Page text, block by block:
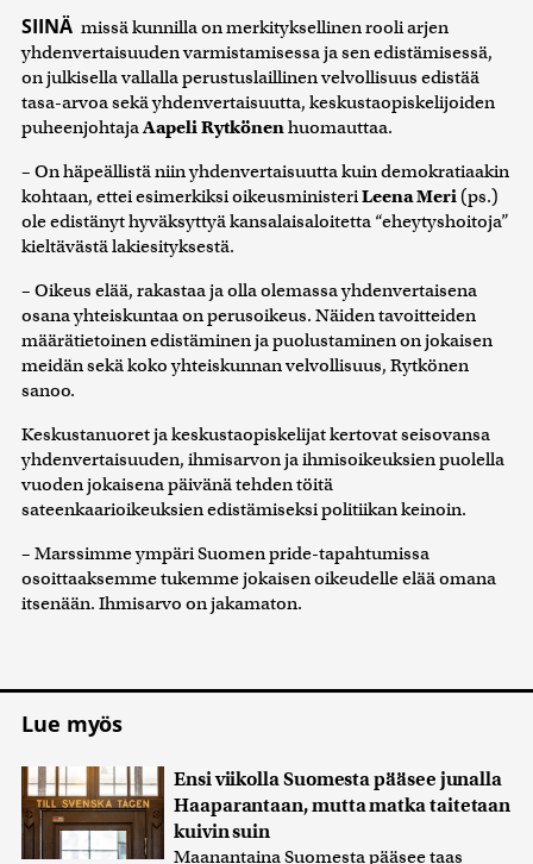
SIINÄ missä kunnilla on merkityksellinen rooli arjen
yhdenvertaisuuden varmistamisessa ja sen edistämisessä,
on julkisella vallalla perustuslaillinen velvollisuus edistää
tasa-arvoa sekä yhdenvertaisuutta, keskustaopiskelijoiden
puheenjohtajaAapeli Rytkönenhuomauttaa.
– On häpeällistä niin yhdenvertaisuutta kuin demokratiaakin
kohtaan, ettei esimerkiksi oikeusministeriLeena Meri (ps.)
ole edistänyt hyväksyttyä kansalaisaloitetta “eheytyshoitoja”
kieltävästä lakiesityksestä.
– Oikeus elää, rakastaa ja olla olemassa yhdenvertaisena
osana yhteiskuntaa on perusoikeus. Näiden tavoitteiden
määrätietoinen edistäminen ja puolustaminen on jokaisen
meidän sekä koko yhteiskunnan velvollisuus, Rytkönen
sanoo.
Keskustanuoret ja keskustaopiskelijat kertovat seisovansa
yhdenvertaisuuden, ihmisarvon ja ihmisoikeuksien puolella
vuoden jokaisena päivänä tehden töitä
sateenkaarioikeuksien edistämiseksi politiikan keinoin.
– Marssimme ympäri Suomen pride-tapahtumissa
osoittaaksemme tukemme jokaisen oikeudelle elää omana
itsenään. Ihmisarvo on jakamaton.
Lue myös
Ensi viikolla Suomesta pääsee junalla
Haaparantaan, mutta matka taitetaan
kuivin suin
Maanantaina Suomesta pääsee taas